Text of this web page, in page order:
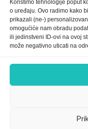
Koristimo tehnologije poput
o uređaju. Ovo radimo kako
prikazali (ne-)
omogućiće nam obradu
ili jedinstveni ID-ovi na ovoj
može negativno uticati na
Samo.ba MARKETING